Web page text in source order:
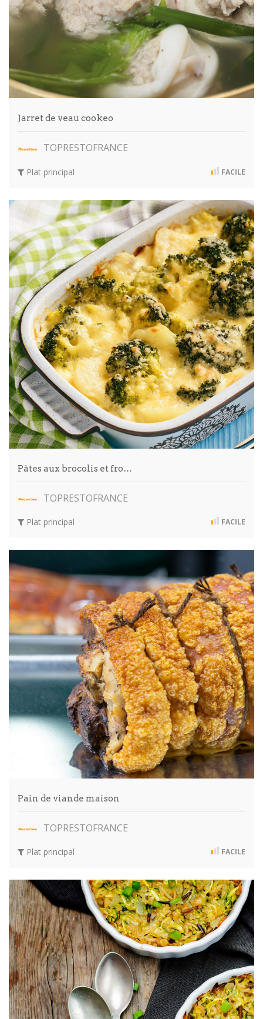
Jarret de veau cookeo
TOPRESTOFRANCE
Plat principal FACILE
Pâtes aux brocolis et fro…
TOPRESTOFRANCE
Plat principal FACILE
Pain de viande maison
TOPRESTOFRANCE
Plat principal FACILE